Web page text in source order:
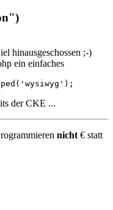
hinausgeschossen ;-)
ein einfaches
der CKE ...
nicht € statt